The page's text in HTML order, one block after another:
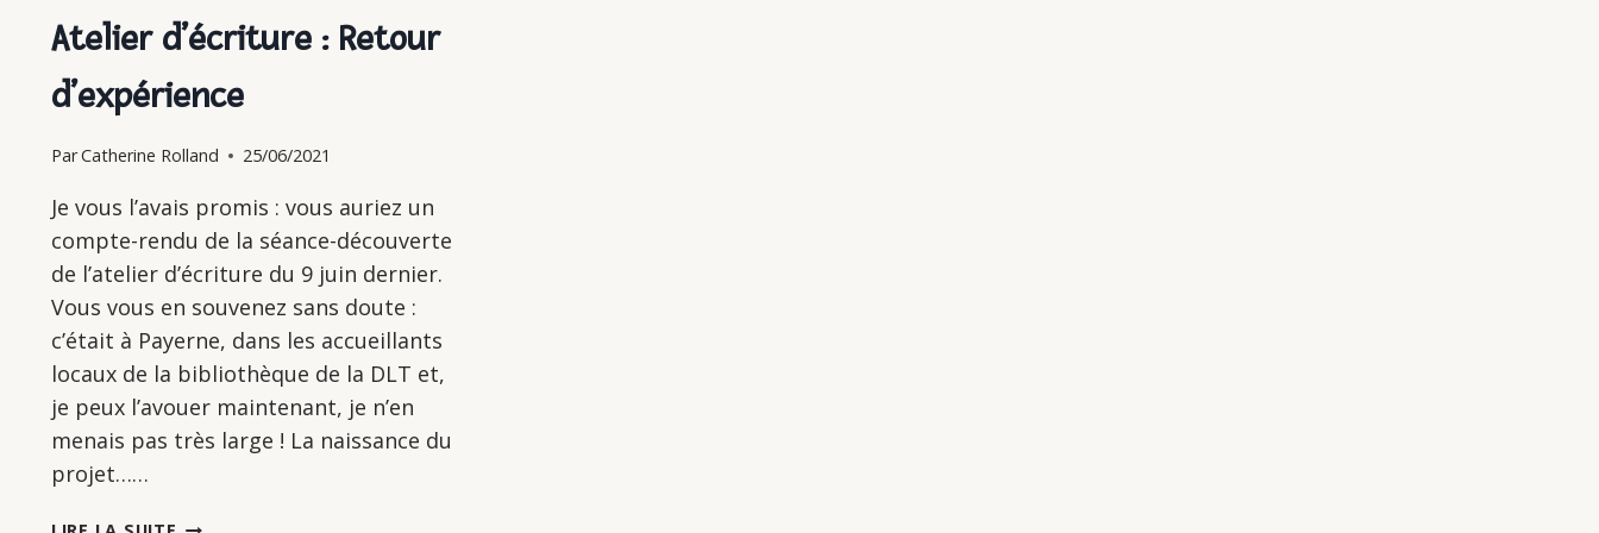
Atelier d’écriture : Retour
d’expérience
ParCatherine Rolland 25/06/2021
Je vous l’avais promis : vous auriez un
compte-rendu de la séance-découverte
de l’atelier d’écriture du 9 juin dernier.
Vous vous en souvenez sans doute :
c’était à Payerne, dans les accueillants
locaux de la bibliothèque de la DLT et,
je peux l’avouer maintenant, je n’en
menais pas très large ! La naissance du
projet……
ATELIER